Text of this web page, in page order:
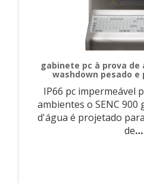
gabinete pc à prova
washdown pesado
IP66 pc impermeável
ambientes o SENC
d'água é projetado
de…